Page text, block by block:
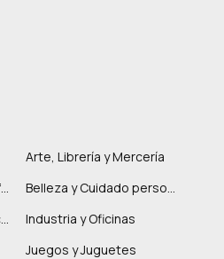
Arte, Librería y Mercería
Bebés e indumentaria infantil
Belleza y Cuidado personal
Herramientas y construcción
Industria y Oficinas
Juegos y Juguetes